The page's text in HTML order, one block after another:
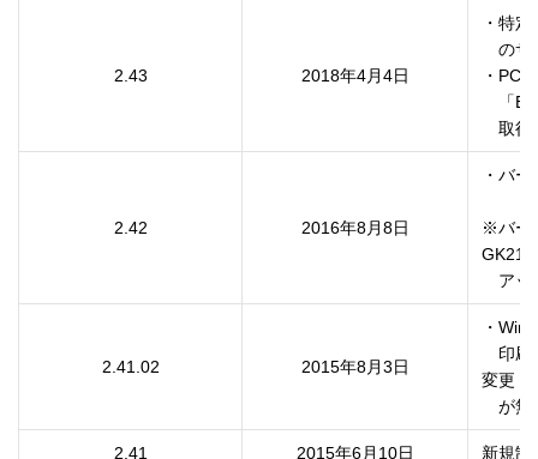
2.43 2018年4月4日
・特
のサ
・PC
「
取得
2.42 2016年8月8日
・バ
※バー
アッ
2.41.02 2015年8月3日
・
印刷
変更
が無
2.41 2015年6月10日 新規制